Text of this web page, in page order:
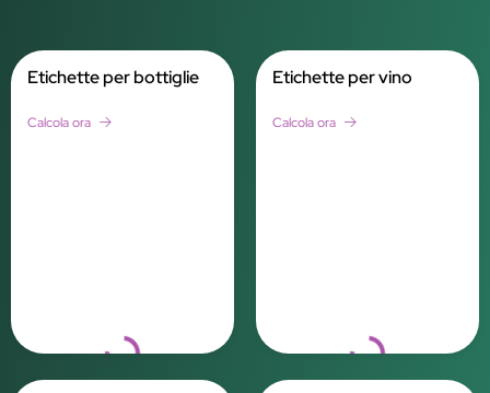
Loading...
Etichette per bottiglie
Calcola ora
Loading...
Etichette per vino
Calcola ora